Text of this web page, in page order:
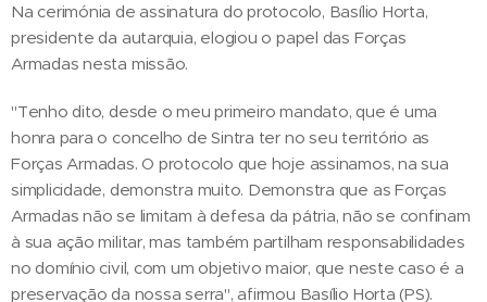
Na cerimónia de assinatura do protocolo, Basílio Horta,
presidente da autarquia, elogiou o papel das Forças
Armadas nesta missão.
"Tenho dito, desde o meu primeiro mandato, que é uma
honra para o concelho de Sintra ter no seu território as
Forças Armadas. O protocolo que hoje assinamos, na sua
simplicidade, demonstra muito. Demonstra que as Forças
Armadas não se limitam à defesa da pátria, não se confinam
à sua ação militar, mas também partilham responsabilidades
no domínio civil, com um objetivo maior, que neste caso é a
preservação da nossa serra", afirmou Basílio Horta (PS).